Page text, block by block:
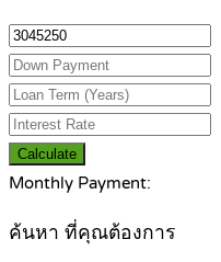
Calculate
Monthly Payment:
ค้นหา ที่คุณต้องการ